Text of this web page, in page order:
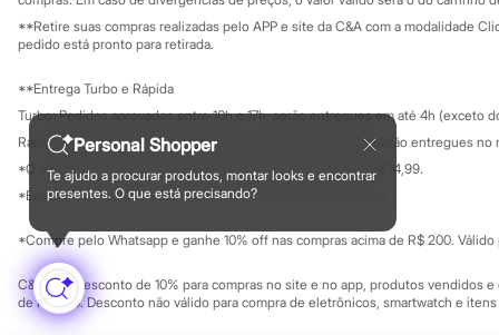
Escovas e Pentes
Finalizadores
Shampoo
Cuidados com o corpo
Hidratante
Protetor solar
Tratamento
Cuidados com o rosto
Esfoliante
Protetor solar
Tônicos
Maquiagens
Base
Batom
Personal Shopper
Te ajudo a procurar produtos, montar looks e encontrar
presentes. O que está precisando?
Formas de pagamento
**Retire suas compras realizadas pelo APP e site da C&A com a modalidade
pedido está pronto para retirada.
**Entrega Turbo e Rápida
Turbo: Pedidos aprovados entre 10h e 17h, serão entregues em até 4h (exceto
Rápida: Pedidos com os pagamentos aprovados até as 10h, serão entregues
*O valor do frete para o turbo é R$ 24,99 e para a rápida é R$ 14,99.
*Essa condição ainda não estará disponível em todas as lojas.
*Compre pelo Whatsapp e ganhe 10% off nas compras acima de R$ 200.
C&A Pay: desconto de 10% para compras no site e no app, produtos vendidos
de R$ 400. Desconto não válido para compra de eletrônicos, smartwatch e